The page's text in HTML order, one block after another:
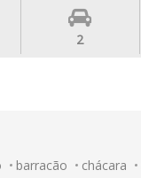
2
barracão chácara